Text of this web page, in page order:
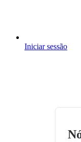
Iniciar sessão